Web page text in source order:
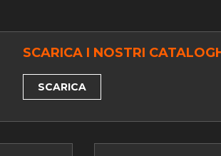
SCARICA I NOSTRI
SCARICA